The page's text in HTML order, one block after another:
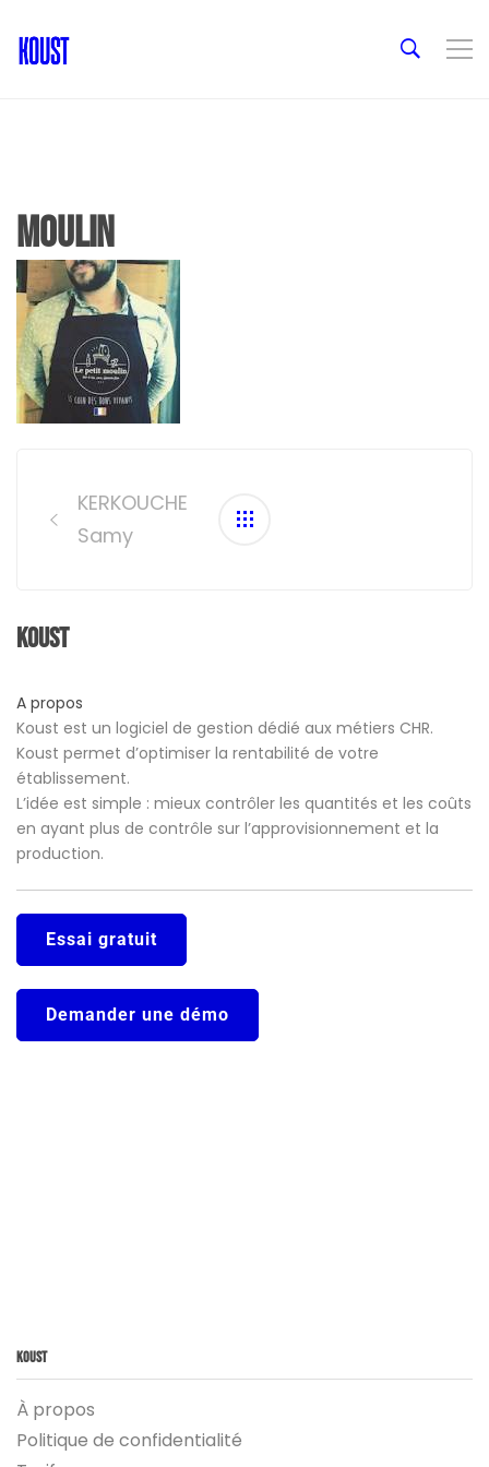
moulin
navigationKERKOUCHE
Samy
Koust
A propos
Koust est un logiciel de gestion dédié aux métiers CHR.
Koust permet d’optimiser la rentabilité de votre
établissement.
L’idée est simple : mieux contrôler les quantités et les coûts
en ayant plus de contrôle sur l’approvisionnement et la
production.
Essai gratuit
Demander une démo
Koust
À propos
Politique de confidentialité